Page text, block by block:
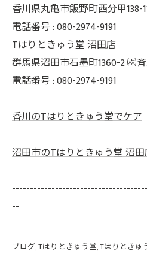
香川県丸亀市飯野町西分甲138-
電話番号 : 080-2974-9191
Tはりときゅう堂 沼田店
群馬県沼田市石墨町1360-2 ㈱
電話番号 : 080-2974-9191
香川のTはりときゅう堂でケア
沼田市のTはりときゅう堂 沼
--
ブログ Tはりときゅう堂 Tはりときゅ